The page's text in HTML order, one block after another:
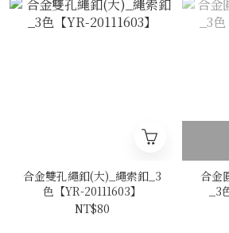
合金雙孔繩釦(大)_繩索釦_3
色【YR-20111603】
NT$80
合金